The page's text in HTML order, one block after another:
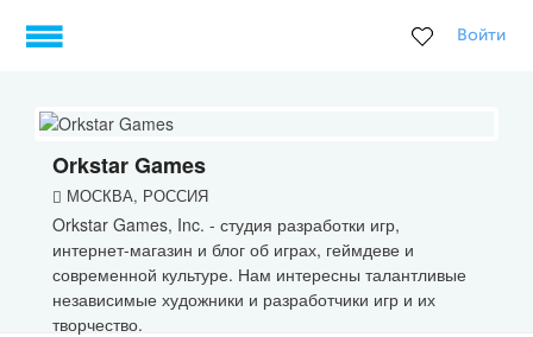
Войти
Orkstar Games
МОСКВА, РОССИЯ
Orkstar Games, Inc. - студия разработки игр,
интернет-магазин и блог об играх, геймдеве и
современной культуре. Нам интересны талантливые
независимые художники и разработчики игр и их
творчество.